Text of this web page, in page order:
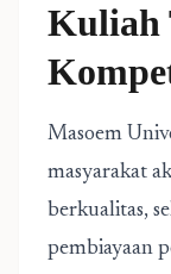
Kuliah
Masoem
masyarakat
berkualitas,
pembiayaan